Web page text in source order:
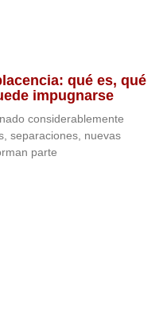
qué es, qué
impugnarse
considerablemente
separaciones, nuevas
parte